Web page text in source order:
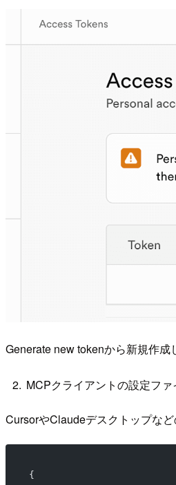
Generate new tokenから新規作成
MCPクライアントの設定ファ
CursorやClaudeデスクトップな
{